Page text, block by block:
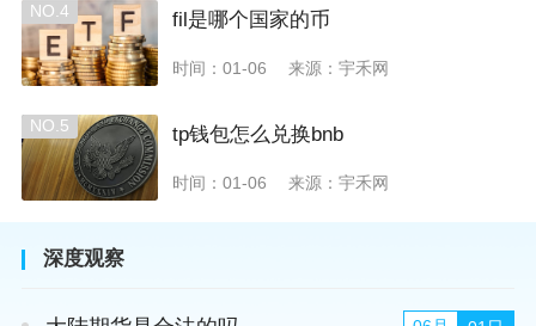
NO.4 fil是哪个国家的币
时间：01-06 来源：宇禾网
NO.5 tp钱包怎么兑换bnb
时间：01-06 来源：宇禾网
深度观察